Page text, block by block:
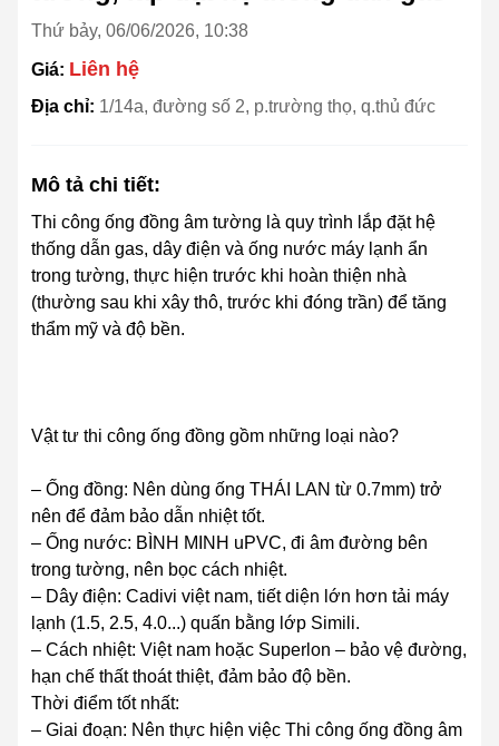
Thứ bảy, 06/06/2026, 10:38
Giá: Liên hệ
Địa chỉ: 1/14a, đường số 2, p.trường thọ, q.thủ đức
Mô tả chi tiết:
Thi công ống đồng âm tường là quy trình lắp đặt hệ
thống dẫn gas, dây điện và ống nước máy lạnh ẩn
trong tường, thực hiện trước khi hoàn thiện nhà
(thường sau khi xây thô, trước khi đóng trần) để tăng
thẩm mỹ và độ bền.
Vật tư thi công ống đồng gồm những loại nào?
– Ống đồng: Nên dùng ống THÁI LAN từ 0.7mm) trở
nên để đảm bảo dẫn nhiệt tốt.
– Ống nước: BÌNH MINH uPVC, đi âm đường bên
trong tường, nên bọc cách nhiệt.
– Dây điện: Cadivi việt nam, tiết diện lớn hơn tải máy
lạnh (1.5, 2.5, 4.0...) quấn bằng lớp Simili.
– Cách nhiệt: Việt nam hoặc Superlon – bảo vệ đường,
hạn chế thất thoát thiệt, đảm bảo độ bền.
Thời điểm tốt nhất:
– Giai đoạn: Nên thực hiện việc Thi công ống đồng âm